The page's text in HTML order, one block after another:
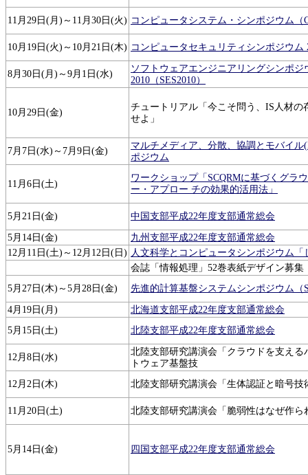
11月29日(月)～11月30日(火) コンピュータシステム・シンポジウム（
10月19日(火)～10月21日(木) コンピュータセキュリティシンポジウム
8月30日(月)～9月1日(水)
ソフトウェアエンジニアリングシンポジ
2010（SES2010）
10月29日(金)
チュートリアル「今こそ問う、IS人材の
せよ」
7月7日(水)～7月9日(金)
マルチメディア、分散、協調とモバイル
ポジウム
11月6日(土)
ワークショップ「SCQRMに基づくグラ
ー・アプロー チの効果的活用法」
5月21日(金) 中国支部平成22年度支部通常総会
5月14日(金)
九州支部平成22年度支部通常総会
12月11日(土)～12月12日(日) 人文科学とコンピュータシンポジウム「
会誌「情報処理」52巻表紙デザイン募集
5月27日(木)～5月28日(金)
先進的計算基盤システムシンポジウム（
4月19日(月)
北海道支部平成22年度支部通常総会
5月15日(土)
北陸支部平成22年度支部通常総会
12月8日(水)
北陸支部研究講演会「クラウドを支える
トウェア基盤技
12月2日(木)
北陸支部研究講演会「生体認証と暗号技
11月20日(土) 北陸支部研究講演会「脆弱性はなぜ作ら
5月14日(金) 四国支部平成22年度支部通常総会